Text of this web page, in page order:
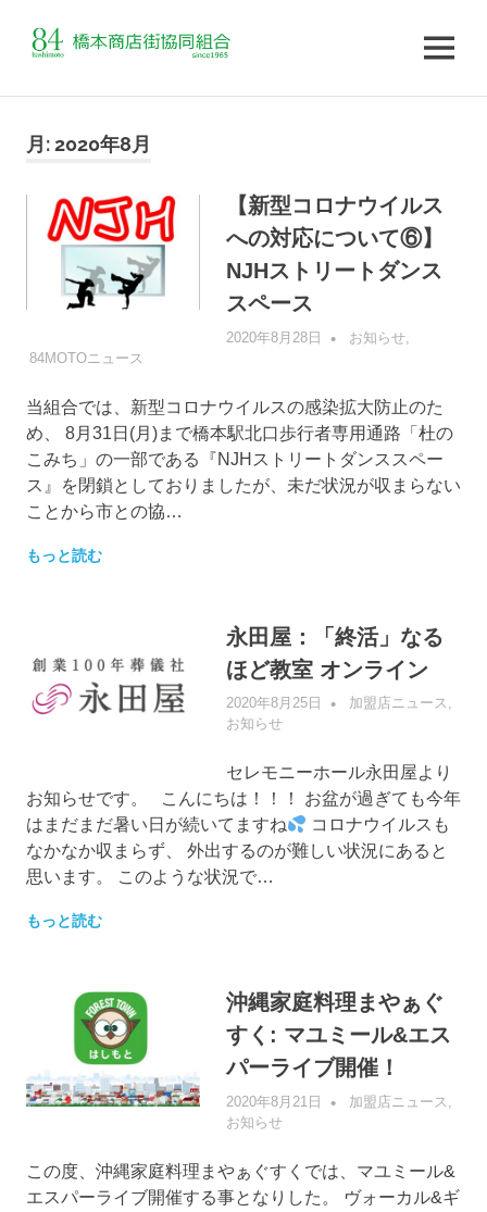
MENU
月:2020年8月
【新型コロナウイルス
への対応について⑥】
NJHストリートダンス
スペース
2020年8月28日 管理者
お知らせ
84MOTOニュース
当組合では、新型コロナウイルスの感染拡大防止のた
め、 8月31日(月)まで橋本駅北口歩行者専用通路「杜の
こみち」の一部である『NJHストリートダンススペー
ス』を閉鎖としておりましたが、未だ状況が収まらない
ことから市との協…
もっと読む
永田屋：「終活」なる
ほど教室 オンライン
2020年8月25日 管理者
加盟店ニュース ,
お知らせ
セレモニーホール永田屋より
お知らせです。 こんにちは！！！ お盆が過ぎても今年
はまだまだ暑い日が続いてますね
コロナウイルスも
なかなか収まらず、 外出するのが難しい状況にあると
思います。 このような状況で…
もっと読む
沖縄家庭料理まやぁぐ
すく: マユミール&エス
パーライブ開催！
2020年8月21日 管理者
加盟店ニュース
お知らせ
この度、沖縄家庭料理まやぁぐすくでは、マユミール&
エスパーライブ開催する事となりした。 ヴォーカル&ギ